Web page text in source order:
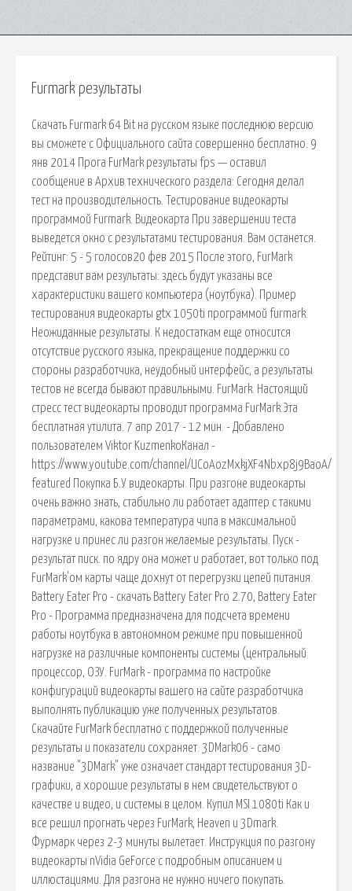
Furmark результаты
Скачать Furmark 64 Bit на русском языке последнюю версию
вы сможете с Официального сайта совершенно бесплатно. 9
янв 2014 Прога FurMark результаты fps — оставил
сообщение в Архив технического раздела: Сегодня делал
тест на производительность. Тестирование видеокарты
программой Furmark. Видеокарта При завершении теста
выведется окно с результатами тестирования. Вам останется.
Рейтинг: 5 - 5 голосов20 фев 2015 После этого, FurMark
представит вам результаты: здесь будут указаны все
характеристики вашего компьютера (ноутбука). Пример
тестирования видеокарты gtx 1050ti программой furmark.
Неожиданные результаты. К недостаткам еще относится
отсутствие русского языка, прекращение поддержки со
стороны разработчика, неудобный интерфейс, а результаты
тестов не всегда бывают правильными. FurMark. Настоящий
стресс тест видеокарты проводит программа FurMark.Эта
бесплатная утилита. 7 апр 2017 - 12 мин. - Добавлено
пользователем Viktor KuzmenkoКанал -
https://www.youtube.com/channel/UCoAozMxkjXF4Nbxp8j9BaoA/
featured Покупка Б.У видеокарты. При разгоне видеокарты
очень важно знать, стабильно ли работает адаптер с такими
параметрами, какова температура чипа в максимальной
нагрузке и принес ли разгон желаемые результаты. Пуск -
результат писк. по ядру она может и работает, вот только под
FurMark'ом карты чаще дохнут от перегрузки цепей питания.
Battery Eater Pro - скачать Battery Eater Pro 2.70, Battery Eater
Pro - Программа предназначена для подсчета времени
работы ноутбука в автономном режиме при повышенной
нагрузке на различные компоненты системы (центральный
процессор, ОЗУ. FurMark - программа по настройке
конфигураций видеокарты вашего на сайте разработчика
выполнять публикацию уже полученных результатов.
Скачайте FurMark бесплатно с поддержкой полученные
результаты и показатели сохраняет. 3DMark06 - само
название "3DMark" уже означает стандарт тестирования 3D-
графики, а хорошие результаты в нем свидетельствуют о
качестве и видео, и системы в целом. Купил MSI 1080ti Как и
все решил прогнать через FurMark, Heaven и 3Dmark.
Фурмарк через 2-3 минуты вылетает. Инструкция по разгону
видеокарты nVidia GeForce с подробным описанием и
иллюстациями. Для разгона не нужно ничего покупать.